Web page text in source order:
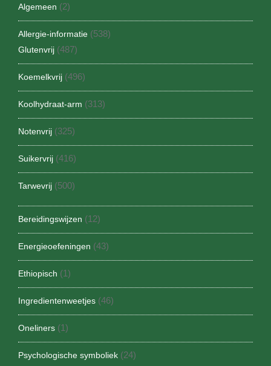
Algemeen (2)
Allergie-informatie (538)
Glutenvrij (487)
Koemelkvrij (496)
Koolhydraat-arm (313)
Notenvrij (325)
Suikervrij (416)
Tarwevrij (500)
Bereidingswijzen (12)
Energieoefeningen (43)
Ethiopisch (1)
Ingredientenweetjes (46)
Oneliners (1)
Psychologische symboliek (24)